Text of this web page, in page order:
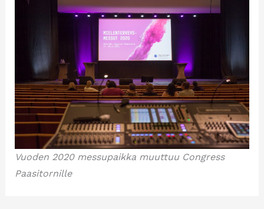
Vuoden 2020 messupaikka muuttuu Congress
Paasitornille